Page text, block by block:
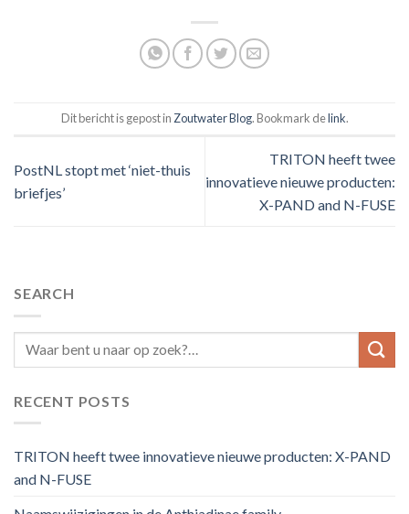
Dit bericht is gepost in Zoutwater Blog. Bookmark delink.
PostNL stopt met ‘niet-thuis
briefjes’
TRITON heeft twee
innovatieve nieuwe producten:
X-PAND and N-FUSE
SEARCH
RECENT POSTS
TRITON heeft twee innovatieve nieuwe producten: X-PAND
and N-FUSE